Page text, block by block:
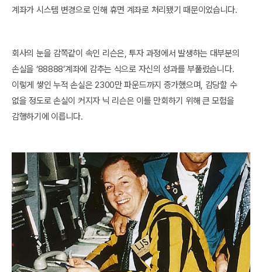
계좌가 시스템 변경으로 인해 휴면 계좌로 처리됐기 때문이었습니다.
회사의 눈을 감쪽같이 속인 리슨은, 투자 과정에서 발생하는 대부분의
손실을 ‘88888’계좌에 감추는 식으로 자신의 성과를 부풀렸습니다.
이렇게 쌓인 누적 손실은 2300만 파운드까지 증가했으며, 감당할 수
없을 정도로 손실이 커지자 닉 리슨은 이를 만회하기 위해 큰 모험을
감행하기에 이릅니다.